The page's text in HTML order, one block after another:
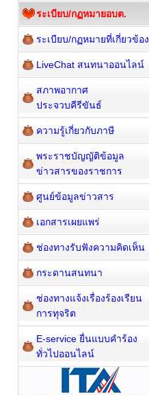
ระเบียบ/กฏหมายอบต.
ระเบียบ/กฏหมายที่เกี่ยวข้อง
LiveChat สนทนาออนไลน์
สภาพอากาศ
ประจวบคีรีขันธ์
ความรู้เกี่ยวกับภาษี
พระราชบัญญัติข้อมูล
ข่าวสารของราชการ
ศูนย์ข้อมูลข่าวสาร
เอกสารเผยแพร่
ช่องทางรับฟังความคิดเห็น
กระดานสนทนา
ช่องทางแจ้งเรื่องร้องเรียน
การทุจริต
E-service ยื่นแบบคำร้อง
ทั่วไปออนไลน์